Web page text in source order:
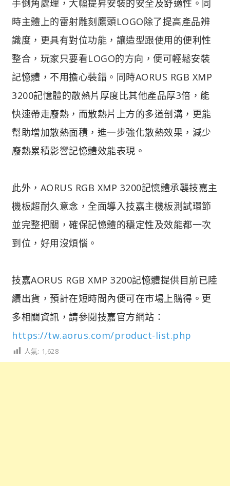
手倒角處理，大幅提昇安裝的安全及舒適性。同
時主體上的雷射雕刻鷹頭LOGO除了提高產品辨
識度，更具有對位功能，讓造型跟使用的便利性
整合，玩家只要看LOGO的方向，便可輕鬆安裝
記憶體，不用擔心裝錯。同時AORUS RGB XMP
3200記憶體的散熱片厚度比其他產品厚3倍，能
快速帶走廢熱，而散熱片上方的多道剖溝，更能
幫助增加散熱面積，進一步強化散熱效果，減少
廢熱累積影響記憶體效能表現。
此外，AORUS RGB XMP 3200記憶體承襲技嘉主
機板超耐久意念，全面導入技嘉主機板測試環節
並完整把關，確保記憶體的穩定性及效能都一次
到位，好用沒煩惱。
技嘉AORUS RGB XMP 3200記憶體提供目前已陸
續出貨，預計在短時間內便可在市場上購得。更
多相關資訊，請參閱技嘉官方網站：
https://tw.aorus.com/product-list.php
人氣: 1,628